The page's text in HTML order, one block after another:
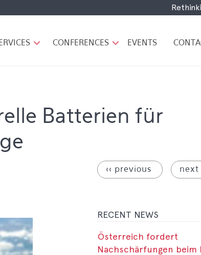
CONFERENCES EVENTS
Batterien für
‹‹ previous next
RECENT NEWS
Österreich fordert
Nachschärfungen beim